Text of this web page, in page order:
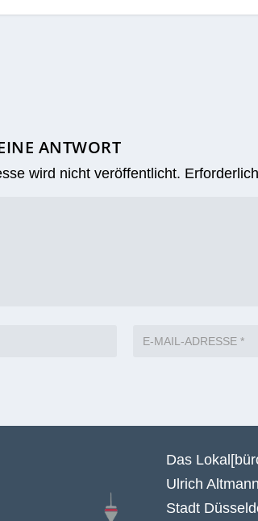
ANTWORT
wird nicht veröffentlicht.
Das
Ulrich
Stadt